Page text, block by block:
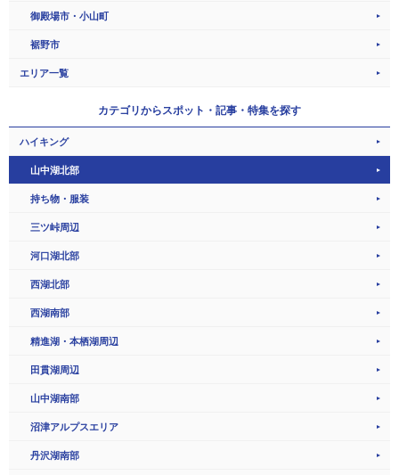
御殿場市・小山町
裾野市
エリア一覧
カテゴリからスポット・記事・特集を探す
ハイキング
山中湖北部
持ち物・服装
三ツ峠周辺
河口湖北部
西湖北部
西湖南部
精進湖・本栖湖周辺
田貫湖周辺
山中湖南部
沼津アルプスエリア
丹沢湖南部